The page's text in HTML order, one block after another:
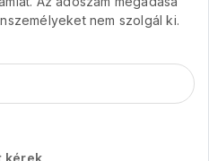
nem szolgál ki.
kérek